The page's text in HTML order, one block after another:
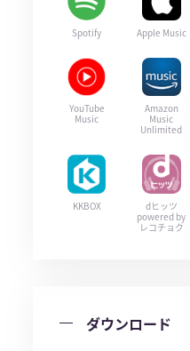
Spotify Apple Music
YouTube
Music
Amazon
Music
Unlimited
KKBOX
dヒッツ
powered by
レコチョク
ダウンロード